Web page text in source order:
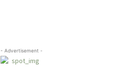
- Advertisement -